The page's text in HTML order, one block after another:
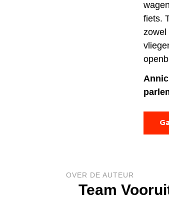
fiets.
zowel
OVER DE AUTEUR
Team